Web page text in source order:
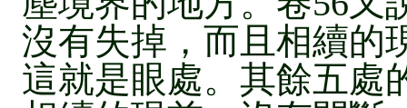
沒有失掉，而且相續的
這就是眼處。其餘五處